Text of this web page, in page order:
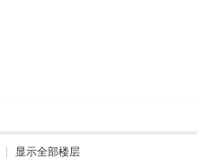
显示全部楼层